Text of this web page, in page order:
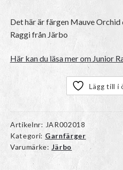
Det här är färgen Mauve Orchid
Raggifrån Järbo
Här kan du läsa mer om Junior
Lägg till i
Artikelnr: JAR002018
Kategori: Garnfärger
Varumärke: Järbo